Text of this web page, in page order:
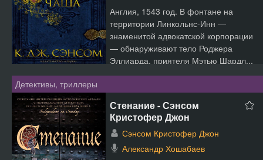
Англия, 1543 год. В фонтане на
территории Линкольнс-Инн —
знаменитой адвокатской корпорации
— обнаруживают тело Роджера
Эллиарда, приятеля Мэтью Шардл...
Детективы, триллеры
Стенание - Сэнсом
Кристофер Джон
Сэнсом Кристофер Джон
Александр Хошабаев